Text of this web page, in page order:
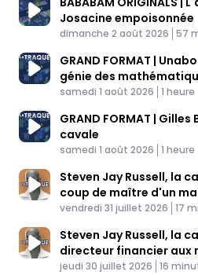
Josacine empoisonnée
Published At
dimanche 2 août 2026 57
GRAND FORMAT |
génie des
Published At
samedi 1 août 2026 Time
1 heure
GRAND FORMAT |
cavale
Published At
samedi 1 août 2026 Time
1 heure
Steven Jay Russell, la
coup de maître d'un
(4/4)
Published At
vendredi 31 juillet 2026 Time
17
Steven Jay Russell, la
directeur financier aux
(3/4)
Published At
jeudi 30 juillet 2026 Time
16